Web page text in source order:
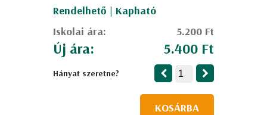
Rendelhető | Kapható
Iskolai ára:
5.200 Ft
Új ára: 5.400 Ft
Hányat szeretne?
KOSÁRBA